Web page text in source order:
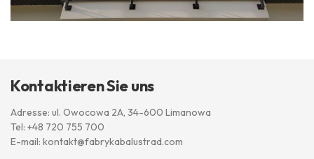
Kontaktieren Sie uns
Adresse: ul. Owocowa 2A, 34-600 Limanowa
Tel: +48 720 755 700
E-mail: kontakt@fabrykabalustrad.com